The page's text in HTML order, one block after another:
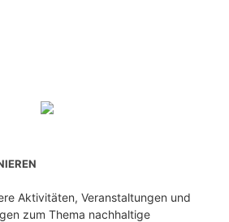
Aktivitäten, Veranstaltungen und
zum Thema nachhaltige